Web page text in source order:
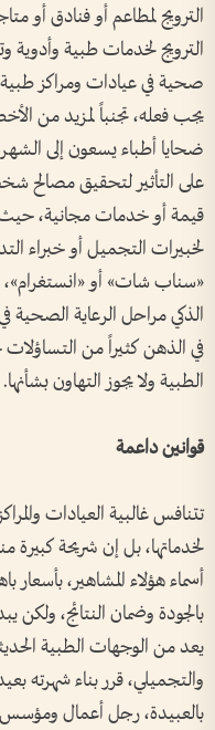
الترويج لمطاعم أو فنادق أو
الترويج لخدمات طبية وأدوية
صحية في عيادات ومراكز
يجب فعله، تجنباً لمزيد من
ضحايا أطباء يسعون إلى
على التأثير لتحقيق مصالح
قيمة أو خدمات مجانية،
لخبيرات التجميل أو خبراء
«سناب شات» أو «انستغرام»،
الذكي مراحل الرعاية الصحية
في الذهن كثيراً من
الطبية ولا يجوز التهاون بشأنها.
قوانين داعمة
تتنافس غالبية العيادات
لخدماتها، بل إن شريحة
أسماء هؤلاء المشاهير،
بالجودة وضمان النتائج،
يعد من الوجهات الطبية
والتجميلي، قرر بناء شهرته
بالعبيدة، رجل أعمال